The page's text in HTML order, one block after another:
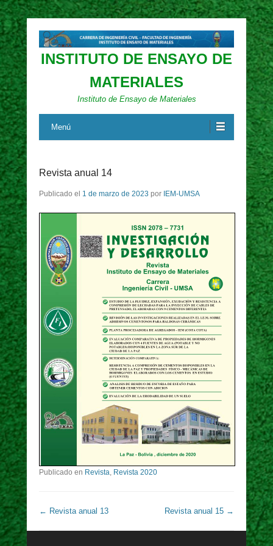
INSTITUTO DE ENSAYO DE
MATERIALES
Instituto de Ensayo de Materiales
Menú
Revista anual 14
Publicado el 1 de marzo de 2023 por IEM-UMSA
Publicado en Revista, Revista 2020
Navegación de entradas
← Revista anual 13 Revista anual 15 →